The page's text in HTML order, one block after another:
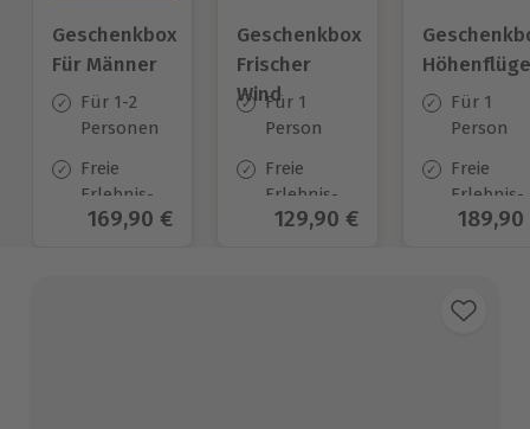
Geschenkbox
Für Männer
Für 1-2
Personen
Freie
Erlebnis-
Auswahl
Aktueller Preis
169,90 €
Geschenkbox
Frischer
WindFür 1
Person
Freie
Erlebnis-
Auswahl
Aktueller Preis
129,90 €
Höhenflüge
Für 1
Person
Freie
Erlebnis-
Auswahl
189,90